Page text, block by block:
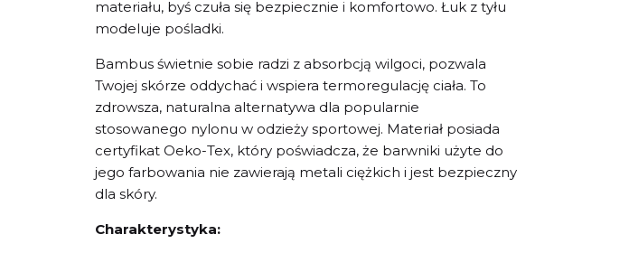
materiału, byś czuła się bezpiecznie i komfortowo. Łuk z tyłu
modeluje pośladki.
Bambus świetnie sobie radzi z absorbcją wilgoci, pozwala
Twojej skórze oddychać i wspiera termoregulację ciała. To
zdrowsza, naturalna alternatywa dla popularnie
stosowanego nylonu w odzieży sportowej. Materiał posiada
certyfikat Oeko-Tex, który poświadcza, że barwniki użyte do
jego farbowania nie zawierają metali ciężkich i jest bezpieczny
dla skóry.
Charakterystyka: